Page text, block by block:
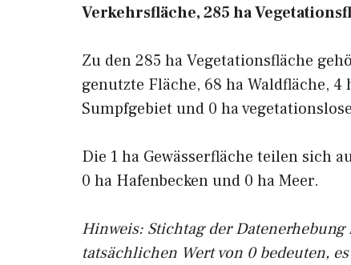
Verkehrsfläche, 285 ha
Zu den 285 ha Vegetationsfläche
genutzte Fläche, 68 ha Waldfläche, 4
Sumpfgebiet und 0 ha
Die 1 ha Gewässerfläche teilen sich
0 ha Hafenbecken und 0 ha Meer.
Hinweis: Stichtag der
tatsächlichen Wert von 0 bedeuten,